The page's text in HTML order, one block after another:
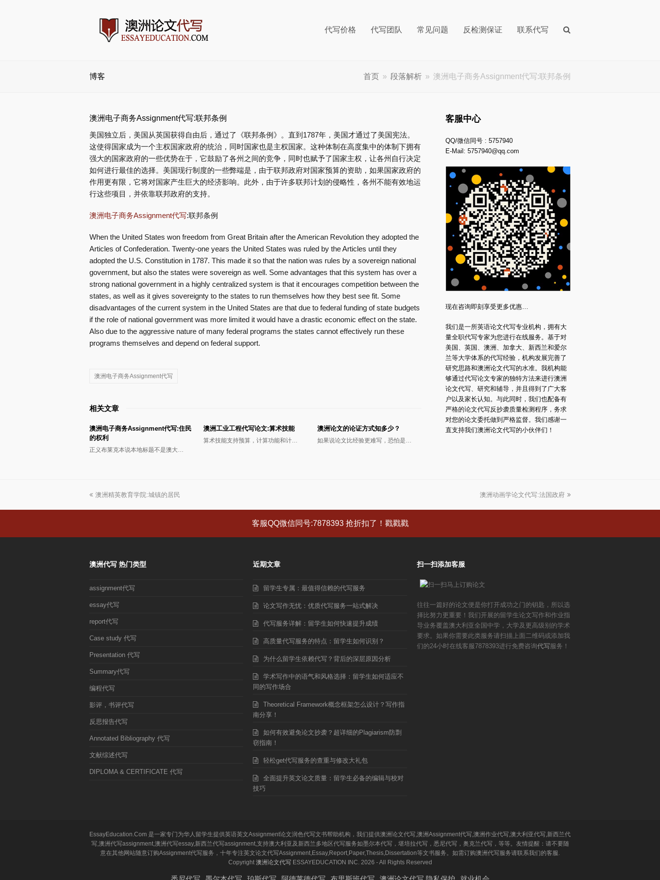
代写价格 代写团队 常见问题 反检测保证 联系代写
博客 首页 » 段落解析 » 澳洲电子商务Assignment代写:联邦条例
澳洲电子商务Assignment代写:联邦条例
美国独立后，美国从英国获得自由后，通过了《联邦条例》。直到1787年，美国才通过了美国宪法。
这使得国家成为一个主权国家政府的统治，同时国家也是主权国家。这种体制在高度集中的体制下拥有
强大的国家政府的一些优势在于，它鼓励了各州之间的竞争，同时也赋予了国家主权，让各州自行决定
如何进行最佳的选择。美国现行制度的一些弊端是，由于联邦政府对国家预算的资助，如果国家政府的
作用更有限，它将对国家产生巨大的经济影响。此外，由于许多联邦计划的侵略性，各州不能有效地运
行这些项目，并依靠联邦政府的支持。
澳洲电子商务Assignment代写:联邦条例
When the United States won freedom from Great Britain after the American Revolution they adopted the
Articles of Confederation. Twenty-one years the United States was ruled by the Articles until they
adopted the U.S. Constitution in 1787. This made it so that the nation was rules by a sovereign national
government, but also the states were sovereign as well. Some advantages that this system has over a
strong national government in a highly centralized system is that it encourages competition between the
states, as well as it gives sovereignty to the states to run themselves how they best see fit. Some
disadvantages of the current system in the United States are that due to federal funding of state budgets
if the role of national government was more limited it would have a drastic economic effect on the state.
Also due to the aggressive nature of many federal programs the states cannot effectively run these
programs themselves and depend on federal support.
澳洲电子商务Assignment代写
相关文章
澳洲电子商务Assignment代写:住民
的权利
正义布莱克本说本地标题不是澳大…
澳洲工业工程代写论文:算术技能
算术技能支持预算，计算功能和计…
澳洲论文的论证方式知多少？
如果说论文比经验更难写，恐怕是…
客服中心
QQ/微信同号 : 5757940
E-Mail:5757940@qq.com
现在咨询即刻享受更多优惠…
我们是一所英语论文代写专业机构，拥有大
量全职代写专家为您进行在线服务。基于对
美国、英国、澳洲、加拿大、新西兰和爱尔
兰等大学体系的代写经验，机构发展完善了
研究思路和澳洲论文代写的水准。我机构能
够通过代写论文专家的独特方法来进行澳洲
论文代写、研究和辅导，并且得到了广大客
户以及家长认知。与此同时，我们也配备有
严格的论文代写反抄袭质量检测程序，务求
对您的论文委托做到严格监督。我们感谢一
直支持我们澳洲论文代写的小伙伴们！
上
章:
澳洲精英教育学院:城镇的居民
下
章:
澳洲动画学论文代写:法国政府
客服QQ微信同号:7878393 抢折扣了！戳戳戳
澳洲代写 热门类型
assignment代写
essay代写
report代写
Case study 代写
Presentation 代写
Summary代写
编程代写
影评，书评代写
反思报告代写
Annotated Bibliography 代写
文献综述代写
DIPLOMA & CERTIFICATE 代写
近期文章
留学生专属：最值得信赖的代写服务
论文写作无忧：优质代写服务一站式解决
代写服务详解：留学生如何快速提升成绩
高质量代写服务的特点：留学生如何识别？
为什么留学生依赖代写？背后的深层原因分析
学术写作中的语气和风格选择：留学生如何适应不
同的写作场合
Theoretical Framework概念框架怎么设计？写作指
南分享！
如何有效避免论文抄袭？超详细的Plagiarism防剽
窃指南！
轻松get代写服务的查重与修改大礼包
全面提升英文论文质量：留学生必备的编辑与校对
技巧
扫一扫添加客服
往往一篇好的论文便是你打开成功之门的钥匙，所以选
择比努力更重要！我们开展的留学生论文写作和作业指
导业务覆盖澳大利亚全国中学，大学及更高级别的学术
要求。如果你需要此类服务请扫描上面二维码或添加我
们的24小时在线客服7878393进行免费咨询代写服务！
EssayEducation.Com 是一家专门为华人留学生提供英语英文Assignment论文润色代写文书帮助机构，我们提供澳洲论文代写,澳洲Assignment代写,澳洲作业代写,澳大利亚代写,新西兰代
写,澳洲代写assignment,澳洲代写essay,新西兰代写assignment,支持澳大利亚及新西兰多地区代写服务如墨尔本代写，堪培拉代写，悉尼代写，奥克兰代写，等等。友情提醒：请不要随
意在其他网站随意订购Assignment代写服务，十年专注英文论文代写Assignment,Essay,Report,Paper,Thesis,Dissertation等文书服务。如需订购澳洲代写服务请联系我们的客服.
Copyright 澳洲论文代写ESSAYEDUCATION INC. 2026 - All Rights Reserved